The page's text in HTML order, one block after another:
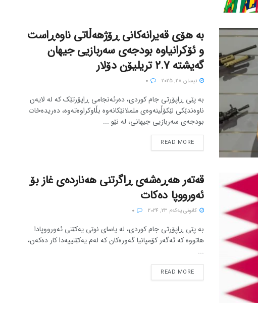
بە هۆی قەیرانەکانی ڕۆژهەڵاتی ناوەڕاست
و ئۆکرانیاوە بودجەی سەربازیی جیهان
گەیشتە 2.7 تریلیۆن دۆلار
نیسان 28, 2025
بە پێی ڕاپۆرتی جام کوردی، دەرئەنجامی ڕاپۆرتێک کە لە لایەن
ناوەندێکی لێکۆڵینەوەی ململانێکانەوە بڵاوکراوەتەوە، دەریدەخات
بودجەی سەربازیی جیهانی، لە نێو ...
READ MORE
قەتەر هەڕەشەی ڕاگرتنی هەناردەی غاز بۆ
ئەورووپا دەکات
كانونی یه‌كه‌م 23, 2024
بە پێی ڕاپۆرتی جام کوردی، لە یاسای نوێی یەکێتی ئەورووپادا
هاتووە کە ئەگەر کۆمپانیا گەورەکان کە لەم یەکێتییەدا کار دەکەن،
...
READ MORE